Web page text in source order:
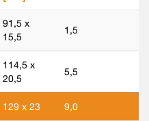
91,5 x
15,5
1,5
114,5 x
20,5
5,5
129 x 23 9,0